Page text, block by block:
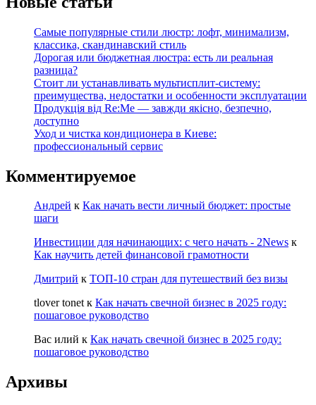
Самые популярные стили люстр: лофт, минимализм,
классика, скандинавский стиль
Дорогая или бюджетная люстра: есть ли реальная
разница?
Стоит ли устанавливать мультисплит-систему:
преимущества, недостатки и особенности эксплуатации
Продукція від Re:Me — завжди якісно, безпечно,
доступно
Уход и чистка кондиционера в Киеве:
профессиональный сервис
Комментируемое
Андрей к Как начать вести личный бюджет: простые
шаги
Инвестиции для начинающих: с чего начать - 2News к
Как научить детей финансовой грамотности
Дмитрий к ТОП-10 стран для путешествий без визы
tlover tonetк Как начать свечной бизнес в 2025 году:
пошаговое руководство
Вас илий к Как начать свечной бизнес в 2025 году:
пошаговое руководство
Архивы